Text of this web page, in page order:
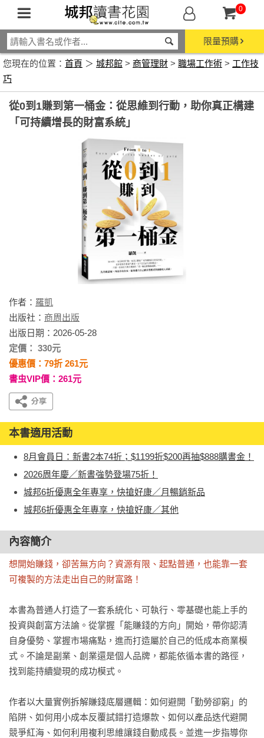
0
限量預購
您現在的位置： 首頁 ＞ 城邦館 > 商管理財 > 職場工作術 > 工作技
巧
從0到1賺到第一桶金：從思維到行動，助你真正構建
「可持續增長的財富系統」
作者： 羅凱
出版社： 商周出版
出版日期：2026-05-28
定價： 330元
優惠價：79折 261元
書虫VIP價：261元
本書適用活動
8月會員日：新書2本74折；$1199折$200再抽$888購書金！
2026周年慶／新書強勢登場75折！
城邦6折優惠全年專享，快搶好康／月暢銷新品
城邦6折優惠全年專享，快搶好康／其他
內容簡介
想開始賺錢，卻苦無方向？資源有限、起點普通，也能靠一套
可複製的方法走出自己的財富路！
本書為普通人打造了一套系統化、可執行、零基礎也能上手的
投資與創富方法論。從掌握「能賺錢的方向」開始，帶你認清
自身優勢、掌握市場痛點，進而打造屬於自己的低成本商業模
式。不論是副業、創業還是個人品牌，都能依循本書的路徑，
找到能持續變現的成功模式。
作者以大量實例拆解賺錢底層邏輯：如何避開「勤勞卻窮」的
陷阱、如何用小成本反覆試錯打造爆款、如何以產品迭代避開
競爭紅海、如何利用複利思維讓錢自動成長。並進一步指導你